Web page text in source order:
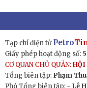
Tạp chí điện tửPetro
Giấy phép hoạt động số:
CƠ QUAN CHỦ QUẢN:HỘI
Tổng biên tập: Phạm
Phó Tổng biên tập: - Lê